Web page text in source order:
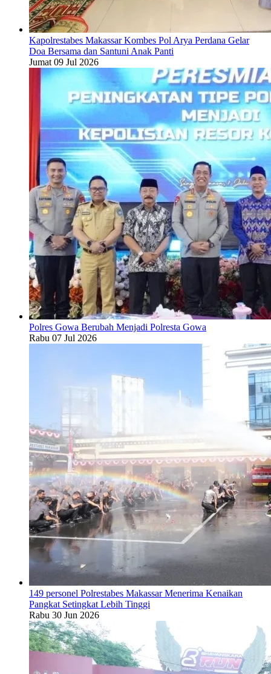
Kapolrestabes Makassar Kombes Pol Arya Perdana Gelar
Doa Bersama dan Santuni Anak Panti
Jumat 09 Jul 2026
Polres Gowa Berubah Menjadi Polresta Gowa
Rabu 07 Jul 2026
149 personel Polrestabes Makassar Menerima Kenaikan
Pangkat Setingkat Lebih Tinggi
Rabu 30 Jun 2026